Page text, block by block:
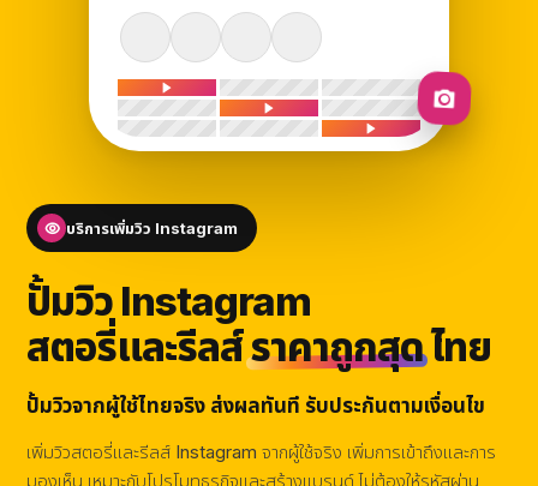
บริการเพิ่มวิว Instagram
ปั้มวิว Instagram
สตอรี่และรีลส์ราคาถูกสุดไทย
ปั้มวิวจากผู้ใช้ไทยจริง ส่งผลทันที รับประกันตามเงื่อนไข
เพิ่มวิวสตอรี่และรีลส์ Instagram จากผู้ใช้จริง เพิ่มการเข้าถึงและการ
มองเห็น เหมาะกับโปรโมทธุรกิจและสร้างแบรนด์ ไม่ต้องให้รหัสผ่าน